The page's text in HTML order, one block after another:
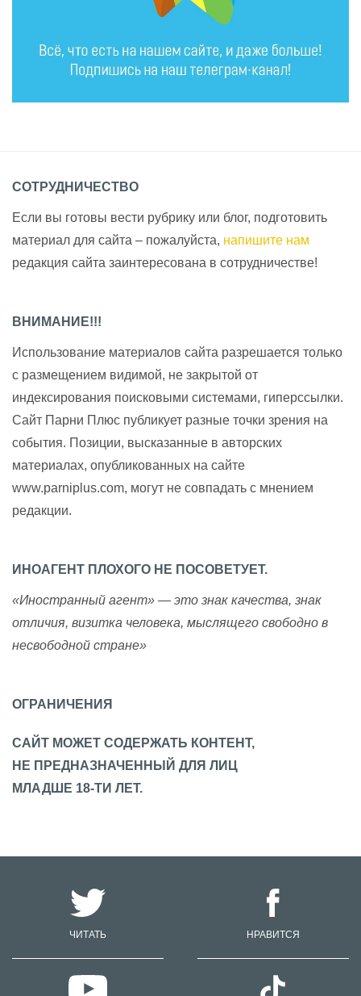
СОТРУДНИЧЕСТВО
Если вы готовы вести рубрику или блог, подготовить
материал для сайта – пожалуйста, напишите нам
редакция сайта заинтересована в сотрудничестве!
ВНИМАНИЕ!!!
Использование материалов сайта разрешается только
с размещением видимой, не закрытой от
индексирования поисковыми системами, гиперссылки.
Сайт Парни Плюс публикует разные точки зрения на
события. Позиции, высказанные в авторских
материалах, опубликованных на сайте
www.parniplus.com, могут не совпадать с мнением
редакции.
ИНОАГЕНТ ПЛОХОГО НЕ ПОСОВЕТУЕТ.
«Иностранный агент» — это знак качества, знак
отличия, визитка человека, мыслящего свободно в
несвободной стране»
ОГРАНИЧЕНИЯ
САЙТ МОЖЕТ СОДЕРЖАТЬ КОНТЕНТ,
НЕ ПРЕДНАЗНАЧЕННЫЙ ДЛЯ ЛИЦ
МЛАДШЕ 18-ТИ ЛЕТ.
ЧИТАТЬ НРАВИТСЯ